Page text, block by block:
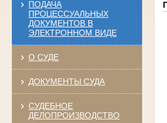
ПОДАЧА
ПРОЦЕССУАЛЬНЫХ
ДОКУМЕНТОВ В
ЭЛЕКТРОННОМ ВИДЕ
О СУДЕ
ДОКУМЕНТЫ СУДА
СУДЕБНОЕ
ДЕЛОПРОИЗВОДСТВО